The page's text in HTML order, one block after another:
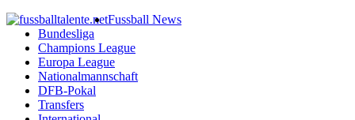
Fussball News
Bundesliga
Champions League
Europa League
Nationalmannschaft
DFB-Pokal
Transfers